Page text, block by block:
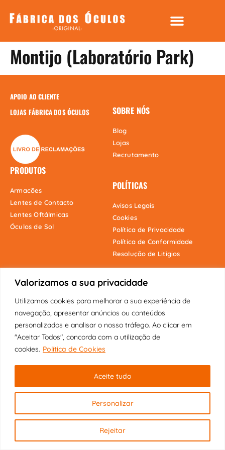
Valorizamos a sua privacidade
Utilizamos cookies para melhorar a sua experiência de
navegação, apresentar anúncios ou conteúdos
personalizados e analisar o nosso tráfego. Ao clicar em
"Aceitar Todos", concorda com a utilização de
cookies. Política de Cookies
Personalizar
Rejeitar
Aceite tudo
Montijo (Laboratório Park)
APOIO AO CLIENTE
LOJAS FÁBRICA DOS ÓCULOS
SOBRE NÓS
Blog
Lojas
Recrutamento
PRODUTOS
Armacões
Lentes de Contacto
Lentes Oftálmicas
Óculos de Sol
POLÍTICAS
Avisos Legais
Cookies
Política de Privacidade
Política de Conformidade
Resolução de Litigios
Onde estamos
Original | Visão Pioneira Lda | Todos
os direitos reservados.